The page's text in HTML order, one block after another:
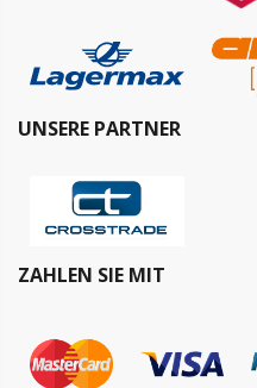
UNSERE PARTNER
ZAHLEN SIE MIT